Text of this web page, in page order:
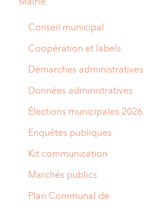
Conseil municipal
Coopération et labels
Démarches administratives
Données administratives
Élections municipales 2026
Enquêtes publiques
Kit communication
Marchés publics
Plan Communal de